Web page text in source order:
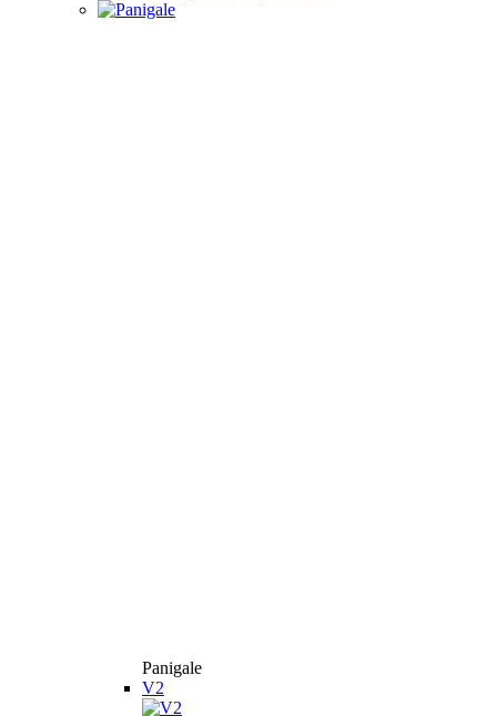
Panigale
V2